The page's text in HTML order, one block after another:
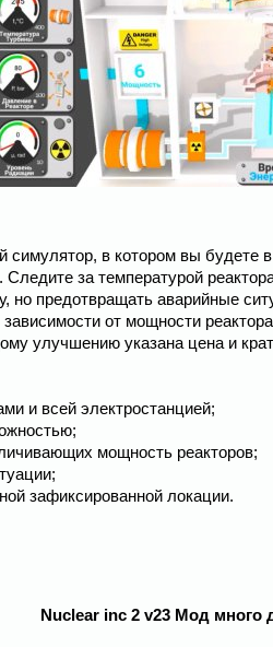
в котором вы будете
Следите за температурой
но предотвращать аварийные
от мощности
улучшению указана цена и
и всей электростанцией;
мощность реакторов;
зафиксированной локации.
Nuclear inc 2 v23 Мод много